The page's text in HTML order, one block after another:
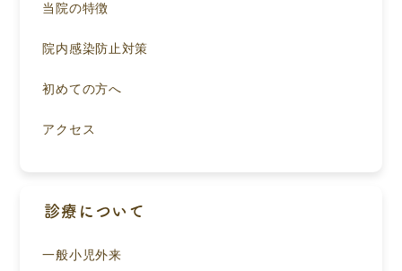
当院の特徴
院内感染防止対策
初めての方へ
アクセス
診療について
一般小児外来